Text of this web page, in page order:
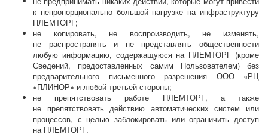
к непропорционально большой нагрузке на инфраструктуру
ПЛЕМТОРГ;
не копировать, не воспроизводить, не изменять,
не распространять и не представлять общественности
любую информацию, содержащуюся на ПЛЕМТОРГ (кроме
Сведений, предоставленных самим Пользователем) без
предварительного письменного разрешения ООО «РЦ
«ПЛИНОР» и любой третьей стороны;
не препятствовать работе ПЛЕМТОРГ, а также
не препятствовать действию автоматических систем или
процессов, с целью заблокировать или ограничить доступ
на ПЛЕМТОРГ.